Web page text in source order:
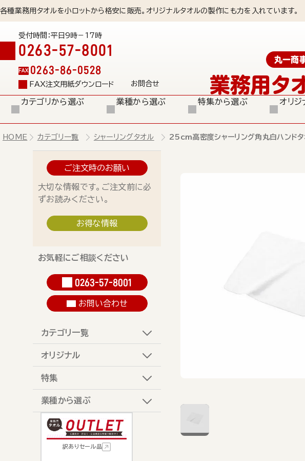
各種業務用タオルを小ロットから格安に販売。オリジナルタオルの製作にも力を入れています。
受付時間：平日9時－17時
0263-57-8001
FAX 0263-86-0528
FAX注文用紙ダウンロード お問合せ
丸一商
業務用タ
カテゴリから選ぶ 業種から選ぶ 特集から選ぶ
オリジ
HOME カテゴリ一覧 シャーリングタオル 25cm高密度シャーリング角丸白ハンドタ
ご注文時のお願い
大切な情報です。ご注文前に必
ずお読みください。
お得な情報
お気軽にご相談ください
0263-57-8001
お問い合わせ
カテゴリ一覧
オリジナル
特集
業種から選ぶ
訳ありセール品